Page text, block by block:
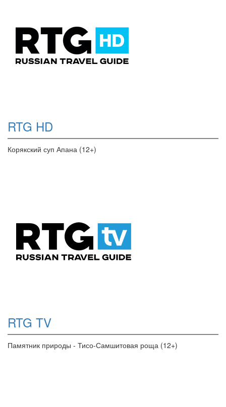
RTG HD
Корякский суп Апана (12+)
RTG TV
Памятник природы - Тисо-Самшитовая роща (12+)